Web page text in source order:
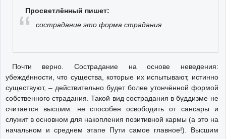
Просветлённый пишет:
сострадание это форма страдания
Почти верно. Сострадание на основе неведения:
убеждённости, что существа, которые их испытывают, истинно
существуют, – действительно будет более утончённой формой
собственного страдания. Такой вид сострадания в буддизме не
считается высшим: не способен освободить от сансары и
служит в основном для накопления позитивной кармы (а это на
начальном и среднем этапе Пути самое главное!). Высшим